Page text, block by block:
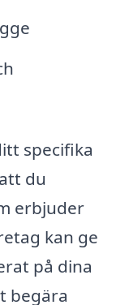
specifika
du
erbjuder
kan ge
på dina
begära